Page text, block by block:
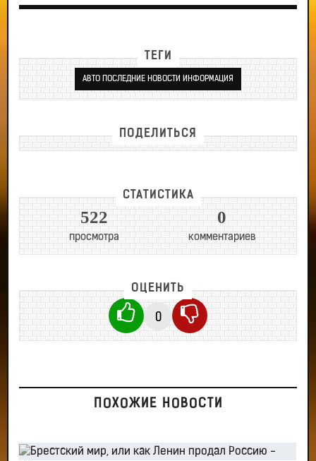
ТЕГИ
АВТО ПОСЛЕДНИЕ НОВОСТИ ИНФОРМАЦИЯ
ПОДЕЛИТЬСЯ
СТАТИСТИКА
522
просмотра
0
комментариев
ОЦЕНИТЬ
0
ПОХОЖИЕ НОВОСТИ